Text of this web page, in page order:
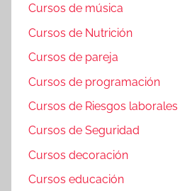
Cursos de música
Cursos de Nutrición
Cursos de pareja
Cursos de programación
Cursos de Riesgos laborales
Cursos de Seguridad
Cursos decoración
Cursos educación